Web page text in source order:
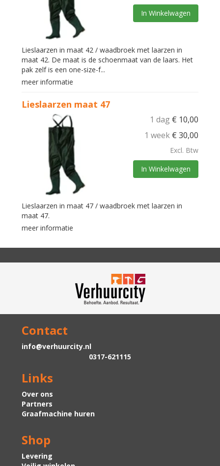
In Winkelwagen
Lieslaarzen in maat 42 / waadbroek met laarzen in
maat 42. De maat is de schoenmaat van de laars. Het
pak zelf is een one-size-f...
meer informatie
Lieslaarzen maat 47
1 dag € 10,00
1 week € 30,00
Excl. Btw
In Winkelwagen
Lieslaarzen in maat 47 / waadbroek met laarzen in
maat 47.
meer informatie
Contact
info@verhuurcity.nl
0317-621115
Links
Over ons
Partners
Graafmachine huren
Shop
Levering